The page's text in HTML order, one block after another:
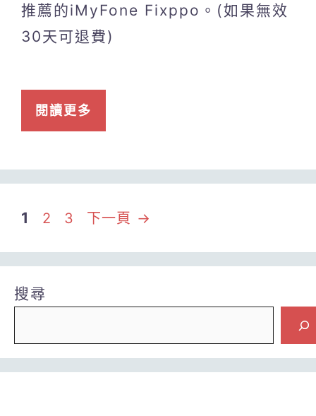
推薦的iMyFone Fixppo。(如果無效
30天可退費)
閱讀更多
頁
1
頁
2
頁
3 下一頁 →
搜尋